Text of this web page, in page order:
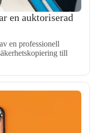
en auktoriserad
en professionell
till